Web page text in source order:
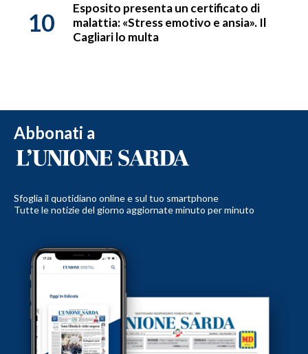
10
Esposito presenta un certificato di
malattia: «Stress emotivo e ansia». Il
Cagliari lo multa
Abbonati a
Sfoglia il quotidiano online e sul tuo smartphone
Tutte le notizie del giorno aggiornate minuto per minuto